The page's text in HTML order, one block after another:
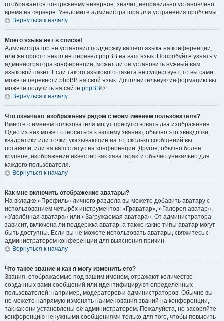
отображается по-прежнему неверное, значит, неправильно установлено
время на сервере. Уведомите администратора для устранения проблемы.
Вернуться к началу
Моего языка нет в списке!
Администратор не установил поддержку вашего языка на конференции,
или же просто никто не перевёл phpBB на ваш язык. Попробуйте узнать у
администратора конференции, может ли он установить нужный вам
языковой пакет. Если такого языкового пакета не существует, то вы сами
можете перевести phpBB на свой язык. Дополнительную информацию вы
можете получить на сайте phpBB®.
Вернуться к началу
Что означают изображения рядом с моим именем пользователя?
Вместе с именем пользователя могут присутствовать два изображения.
Одно из них может относиться к вашему званию, обычно это звёздочки,
квадратики или точки, указывающие на то, сколько сообщений вы
оставили, или на ваш статус на конференции. Другое, обычно более
крупное, изображение известно как «аватара» и обычно уникально для
каждого пользователя.
Вернуться к началу
Как мне включить отображение аватары?
На вкладке «Профиль» личного раздела вы можете добавить аватару с
использованием четырёх инструментов: «Граватар», «Галерея аватар»,
«Удалённая аватара» или «Загружаемая аватара». От администратора
зависит, включена ли поддержка аватар, а также какие типы аватар могут
быть доступны. Если вы не можете использовать аватары, свяжитесь с
администратором конференции для выяснения причин.
Вернуться к началу
Что такое звание и как я могу изменить его?
Звания, отображаемые под вашим именем, отражают количество
созданных вами сообщений или идентифицируют определённых
пользователей: например, модераторов и администраторов. Обычно вы
не можете напрямую изменять наименования званий на конференции,
так как они установлены её администратором. Пожалуйста, не засоряйте
конференцию ненужными сообщениями только для того, чтобы повысить